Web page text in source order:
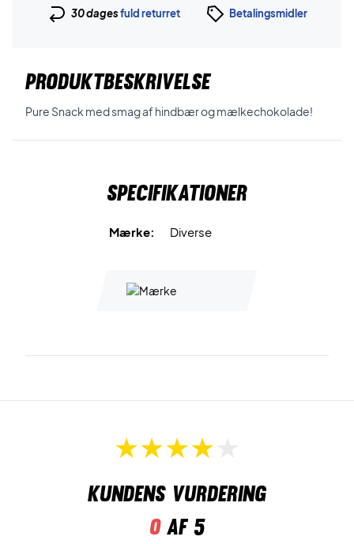
30 dagesfuld returret Betalingsmidler
PRODUKTBESKRIVELSE
Pure Snack med smag af hindbær og mælkechokolade!
Specifikationer
Mærke: Diverse
Kundens vurdering
0af 5